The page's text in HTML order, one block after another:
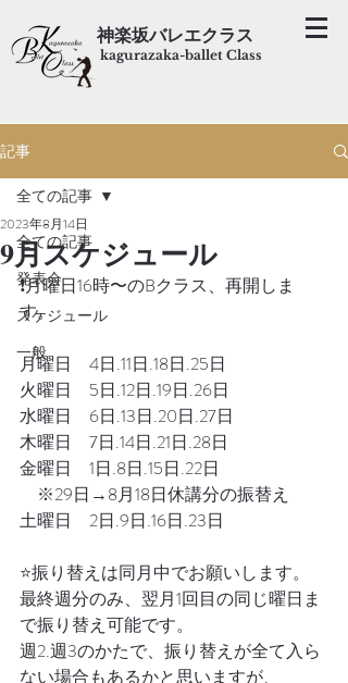
神楽坂バレエクラス
kagurazaka-ballet Class
記事
全ての記事
発表会
スケジュール
一般
全ての記事
9月スケジュール
2023年8月14日
❗️月曜日16時〜のBクラス、再開しま
す。
月曜日　4日.11日.18日.25日
火曜日　5日.12日.19日.26日
水曜日　6日.13日.20日.27日
木曜日　7日.14日.21日.28日
金曜日　1日.8日.15日.22日
※29日→8月18日休講分の振替え
土曜日　2日.9日.16日.23日
⭐️振り替えは同月中でお願いします。
最終週分のみ、翌月1回目の同じ曜日ま
で振り替え可能です。
週2.週3のかたで、振り替えが全て入ら
ない場合もあるかと思いますが、